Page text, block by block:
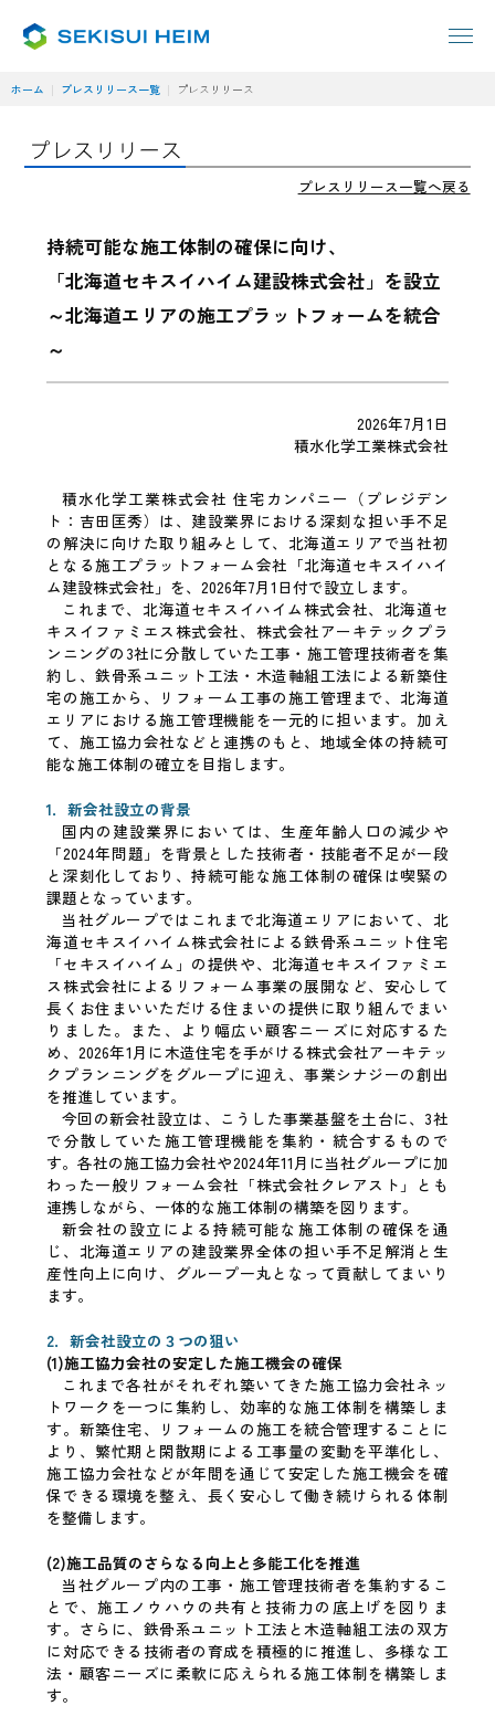
ホーム プレスリリース一覧 プレスリリース
プレスリリース一覧へ戻る
持続可能な施工体制の確保に向け、
「北海道セキスイハイム建設株式会社」を設立
～北海道エリアの施工プラットフォームを統合
～
2026年7月1日
積水化学工業株式会社
積水化学工業株式会社 住宅カンパニー（プレジデン
ト：吉田匡秀）は、建設業界における深刻な担い手不足
の解決に向けた取り組みとして、北海道エリアで当社初
となる施工プラットフォーム会社「北海道セキスイハイ
ム建設株式会社」を、2026年7月1日付で設立します。
これまで、北海道セキスイハイム株式会社、北海道セ
キスイファミエス株式会社、株式会社アーキテックプラ
ンニングの3社に分散していた工事・施工管理技術者を集
約し、鉄骨系ユニット工法・木造軸組工法による新築住
宅の施工から、リフォーム工事の施工管理まで、北海道
エリアにおける施工管理機能を一元的に担います。加え
て、施工協力会社などと連携のもと、地域全体の持続可
能な施工体制の確立を目指します。
1．新会社設立の背景
国内の建設業界においては、生産年齢人口の減少や
「2024年問題」を背景とした技術者・技能者不足が一段
と深刻化しており、持続可能な施工体制の確保は喫緊の
課題となっています。
当社グループではこれまで北海道エリアにおいて、北
海道セキスイハイム株式会社による鉄骨系ユニット住宅
「セキスイハイム」の提供や、北海道セキスイファミエ
ス株式会社によるリフォーム事業の展開など、安心して
長くお住まいいただける住まいの提供に取り組んでまい
りました。また、より幅広い顧客ニーズに対応するた
め、2026年1月に木造住宅を手がける株式会社アーキテッ
クプランニングをグループに迎え、事業シナジーの創出
を推進しています。
今回の新会社設立は、こうした事業基盤を土台に、3社
で分散していた施工管理機能を集約・統合するもので
す。各社の施工協力会社や2024年11月に当社グループに加
わった一般リフォーム会社「株式会社クレアスト」とも
連携しながら、一体的な施工体制の構築を図ります。
新会社の設立による持続可能な施工体制の確保を通
じ、北海道エリアの建設業界全体の担い手不足解消と生
産性向上に向け、グループ一丸となって貢献してまいり
ます。
2．新会社設立の３つの狙い
(1)施工協力会社の安定した施工機会の確保
これまで各社がそれぞれ築いてきた施工協力会社ネッ
トワークを一つに集約し、効率的な施工体制を構築しま
す。新築住宅、リフォームの施工を統合管理することに
より、繁忙期と閑散期による工事量の変動を平準化し、
施工協力会社などが年間を通じて安定した施工機会を確
保できる環境を整え、長く安心して働き続けられる体制
を整備します。
(2)施工品質のさらなる向上と多能工化を推進
当社グループ内の工事・施工管理技術者を集約するこ
とで、施工ノウハウの共有と技術力の底上げを図りま
す。さらに、鉄骨系ユニット工法と木造軸組工法の双方
に対応できる技術者の育成を積極的に推進し、多様な工
法・顧客ニーズに柔軟に応えられる施工体制を構築しま
す。